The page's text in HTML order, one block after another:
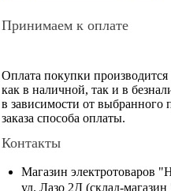
Принимаем к оплате
Оплата покупки производится
как в наличной, так и в
в зависимости от выбранного
заказа способа оплаты.
Контакты
Магазин электротоваров
ул. Лазо 2Д (склад-